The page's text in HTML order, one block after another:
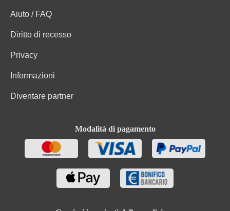
Aiuto / FAQ
Diritto di recesso
Privacy
Informazioni
Diventare partner
Modalità di pagamento